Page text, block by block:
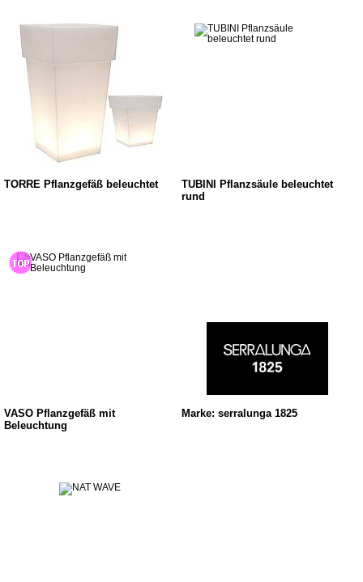
TORRE Pflanzgefäß beleuchtet
TUBINI Pflanzsäule beleuchtet
rund
VASO Pflanzgefäß mit
Beleuchtung
Marke: serralunga 1825